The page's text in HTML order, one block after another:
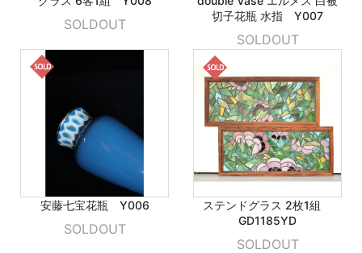
SOLDOUT
切子花瓶 水指 Y007
SOLDOUT
安藤七宝花瓶 Y006
SOLDOUT
ステンドグラス 2枚1組
GD1185YD
SOLDOUT